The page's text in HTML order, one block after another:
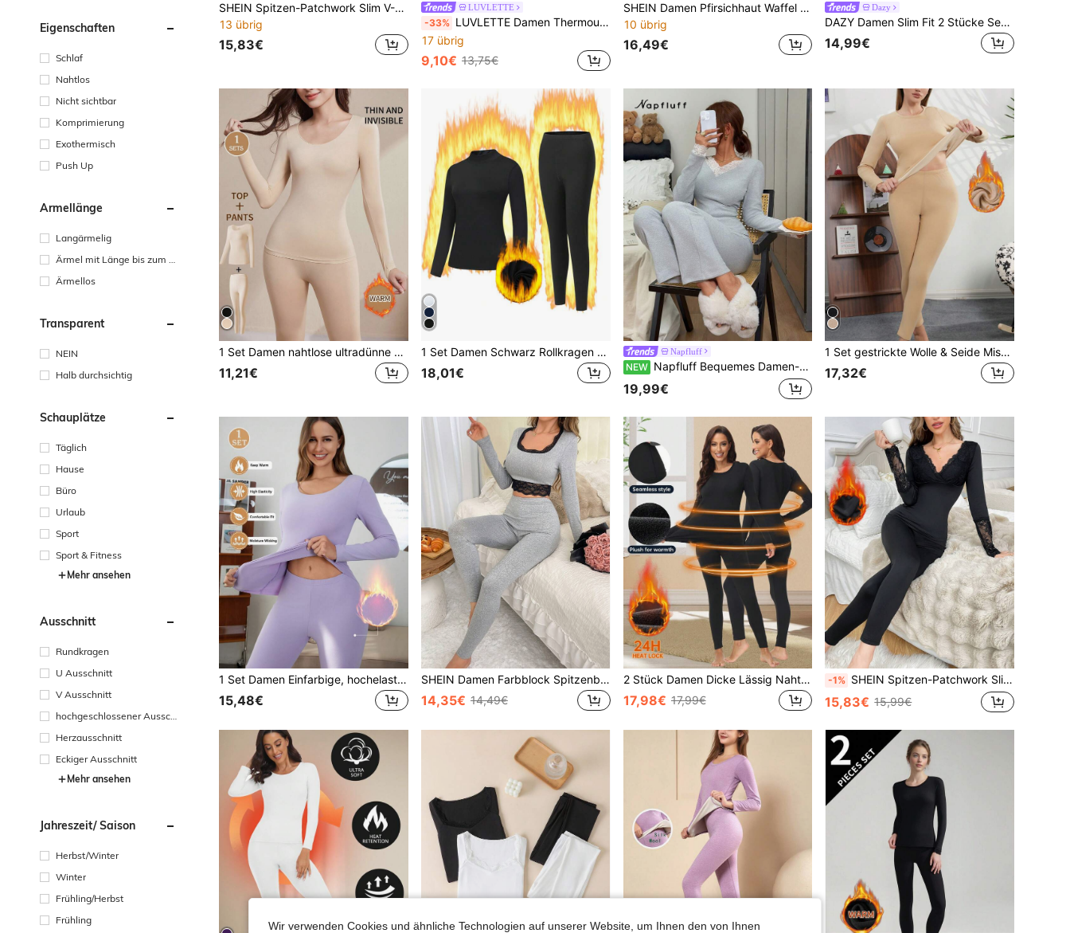
Eigenschaften
Schlaf
Nahtlos
Nicht sichtbar
Komprimierung
Exothermisch
Push Up
Ärmellänge
Langärmelig
Ärmel mit Länge bis zum H
andgelenk
Ärmellos
Transparent
NEIN
Halb durchsichtig
Schauplätze
Täglich
Hause
Büro
Urlaub
Sport
Sport & Fitness
Mehr ansehen
Ausschnitt
Rundkragen
U Ausschnitt
V Ausschnitt
hochgeschlossener Aussch
Herzausschnitt
Eckiger Ausschnitt
Mehr ansehen
Jahreszeit/ Saison
Herbst/Winter
Winter
Frühling/Herbst
Frühling
SHEIN Spitzen-Patchwork Slim V-Ausschnitt Damen Thermo-Unterwäsche Set, Herbst/Winter
13 übrig
15,83€
LUVLETTE
-33% LUVLETTE Damen Thermounterwäsche Ultra-Weiche Basisschicht Kaltwetter Warm Winter Pyjama Set Rundhals Unterwäsche Weste Und Lange Unterteile Leicht Und Warm Set
17 übrig
9,10€ 13,75€
SHEIN Damen Pfirsichhaut Waffel V-Ausschnitt Kontrast Spitzen Anzug Set, Herbst / Winter
10 übrig
16,49€
Dazy
DAZY Damen Slim Fit 2 Stücke Set, Top mit Kontrast-Spitzenbesatz und lange Ärmel und Hose, Winter Outfit, schwarze Kleidung Pyjama
14,99€
1 Set Damen nahtlose ultradünne Thermo-Unterwäsche Set - Weicher & bequemer Langarm-Rundhals-Top, kuschelige eng anliegende Thermo-Leggings, geeignet als Unterwäsche und Nachtwäsche, hochwertige Materialien, leicht & atmungsaktiv, ideal zum Layering.
11,21€
1 Set Damen Schwarz Rollkragen Thermo-Unterwäsche Set, modisches Design, Slim Fit, warm & bequem, elastisch, Herbst/Winter Geschenk, wärmend
18,01€
Napfluff
NEW Napfluff Bequemes Damen-Pyjama-Set mit V-Ausschnitt aus Modal und kontrastierender Spitze, figurbetont
19,99€
1 Set gestrickte Wolle & Seide Mischung Thermounterwäsche, mittlere Dicke, bequem & figurschmeichlerisch, warm für den Hausgebrauch im Herbst, Winter & Frühling
17,32€
1 Set Damen Einfarbige, hochelastische Thermounterwäsche, Unterwäsche Pyjama Set, enganliegende Unterwäsche für kaltes Wetter, Winterunterwäsche zum Warmhalten, wollgefütterter Thermo-Unterwäsche Set
15,48€
SHEIN Damen Farbblock Spitzenbesatz Langarm Top und Hose Thermo-Unterwäsche Set, Herbst/Winter
14,35€ 14,49€
2 Stück Damen Dicke Lässig Nahtlos Einfarbig Rundhals Langarm Thermounterwäsche Set aus Top und Hose, Herbst/Winter
17,98€ 17,99€
-1% SHEIN Spitzen-Patchwork Slim Fit Damen Thermounterwäsche-Set mit tiefem V-Ausschnitt und Langarm & Lange Hose, Herbst/Winter
15,83€ 15,99€
Wir verwenden Cookies und ähnliche Technologien auf unserer Website, um Ihnen den von Ihnen